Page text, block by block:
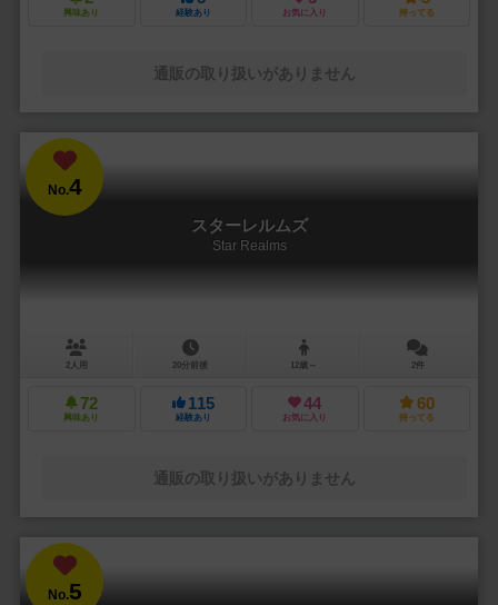
興味あり 経験あり お気に入り 持ってる
通販の取り扱いがありません
No.4
スターレルムズ
Star Realms
2人用 20分前後 12歳～ 2件
72
興味あり
115
経験あり
44
お気に入り
60
持ってる
通販の取り扱いがありません
No.5